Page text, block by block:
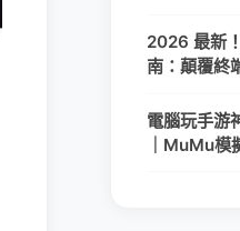
2026 最新
南：顛覆終
電腦玩手游
｜MuMu模